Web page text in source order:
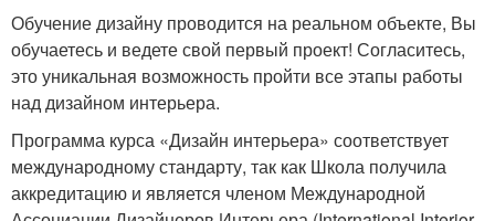
Обучение дизайну проводится на реальном объекте, Вы
обучаетесь и ведете свой первый проект! Согласитесь,
это уникальная возможность пройти все этапы работы
над дизайном интерьера.
Программа курса «Дизайн интерьера» соответствует
международному стандарту, так как Школа получила
аккредитацию и является членом Международной